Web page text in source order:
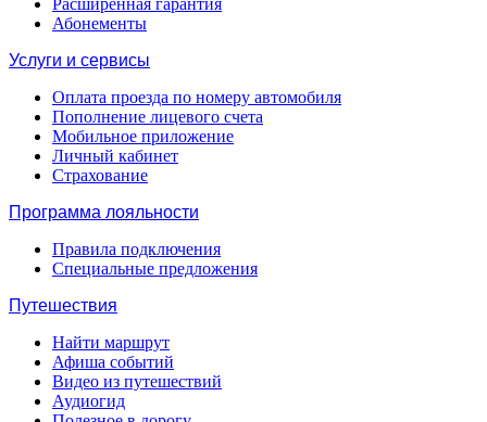
Расширенная гарантия
Абонементы
Услуги и сервисы
Оплата проезда по номеру автомобиля
Пополнение лицевого счета
Мобильное приложение
Личный кабинет
Страхование
Программа лояльности
Правила подключения
Специальные предложения
Путешествия
Найти маршрут
Афиша событий
Видео из путешествий
Аудиогид